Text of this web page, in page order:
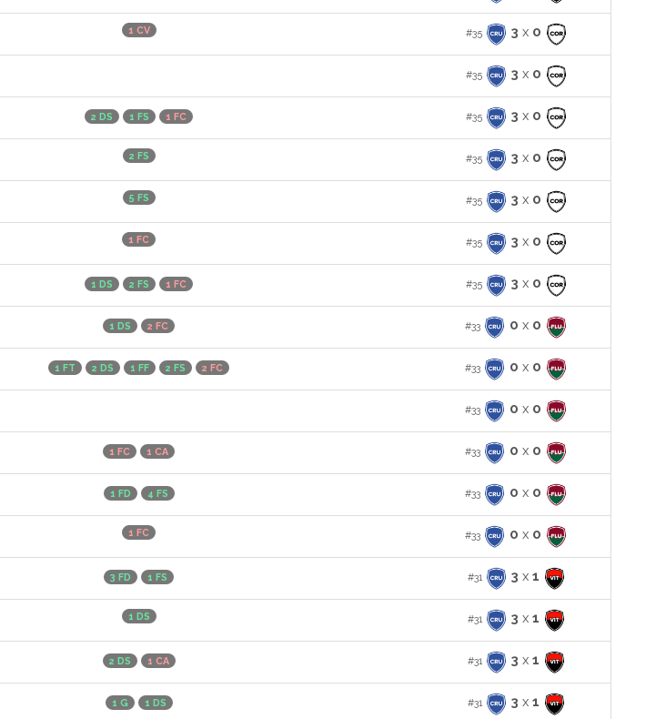
1 CV #35 3 x 0
#35 3 x 0
2 DS 1 FS 1 FC #35 3 x 0
2 FS #35 3 x 0
5 FS #35 3 x 0
1 FC #35 3 x 0
1 DS 2 FS 1 FC #35 3 x 0
1 DS 2 FC #33 0 x 0
1 FT 2 DS 1 FF 2 FS 2 FC #33 0 x 0
#33 0 x 0
1 FC 1 CA #33 0 x 0
1 FD 4 FS #33 0 x 0
1 FC #33 0 x 0
3 FD 1 FS #31 3 x 1
1 DS #31 3 x 1
2 DS 1 CA #31 3 x 1
1 G 1 DS #31 3 x 1